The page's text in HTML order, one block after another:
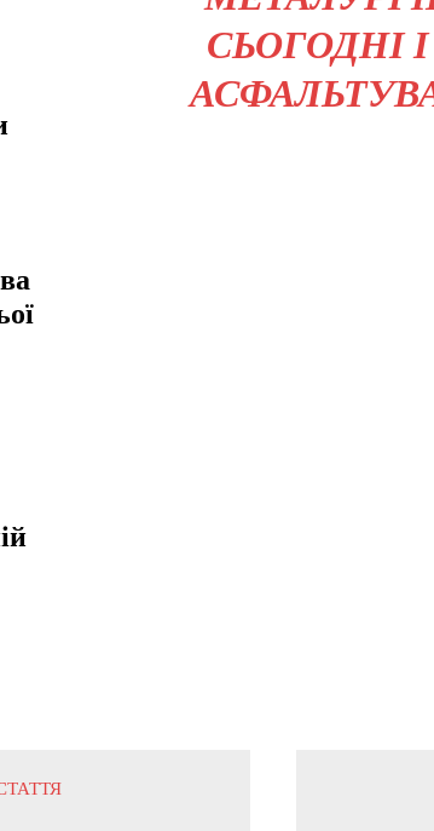
СЬОГОДНІ